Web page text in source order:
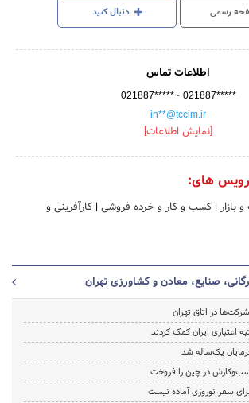
رسمی دنبال کنید
اطلاعات تماس
021887***** - 021887*****
in**@tccim.ir
[نمایش اطلاعات]
های:
بازار | کسب و کار و خرده فروشی | کارآفرینی و
صنایع، معادن و کشاورزی تهران
در اتاق تهران
اعتباری ایران کمک کردند
یک‌ساله شد
در چین را فروخت
سفر نوروزی آماده نیست